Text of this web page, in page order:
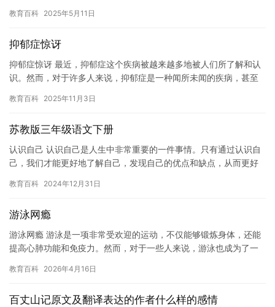
来…
教育百科 2025年5月11日
抑郁症惊讶
抑郁症惊讶 最近，抑郁症这个疾病被越来越多地被人们所了解和认
识。然而，对于许多人来说，抑郁症是一种闻所未闻的疾病，甚至
影响…
教育百科 2025年11月3日
苏教版三年级语文下册
认识自己 认识自己是人生中非常重要的一件事情。只有通过认识自
己，我们才能更好地了解自己，发现自己的优点和缺点，从而更好
个…
教育百科 2024年12月31日
游泳网瘾
游泳网瘾 游泳是一项非常受欢迎的运动，不仅能够锻炼身体，还能
提高心肺功能和免疫力。然而，对于一些人来说，游泳也成为了一
教育百科 2026年4月16日
百丈山记原文及翻译表达的作者什么样的感情